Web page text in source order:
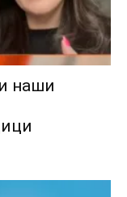
наши